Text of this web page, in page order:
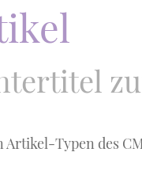
Typen des